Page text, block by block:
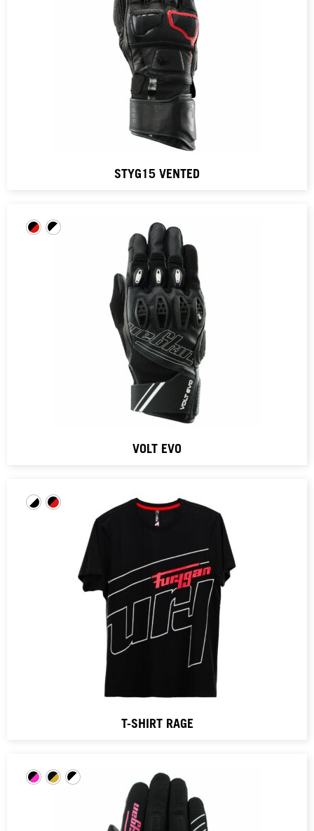
STYG15 VENTED
VOLT EVO
T-SHIRT RAGE